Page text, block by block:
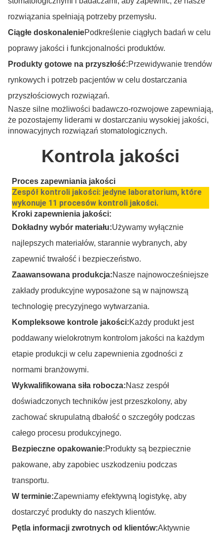
rozwiązania spełniają potrzeby przemysłu.
Ciągłe doskonaleniePodkreślenie ciągłych badań w celu
poprawy jakości i funkcjonalności produktów.
Produkty gotowe na przyszłość:Przewidywanie trendów
rynkowych i potrzeb pacjentów w celu dostarczania
przyszłościowych rozwiązań.
Nasze silne możliwości badawczo-rozwojowe zapewniają,
że pozostajemy liderami w dostarczaniu wysokiej jakości,
innowacyjnych rozwiązań stomatologicznych.
Kontrola jakości
Proces zapewniania jakości
Zespół kontroli jakości: jedyne laboratorium, które
wykonuje 11 procesów kontroli jakości.
Kroki zapewnienia jakości:
Dokładny wybór materiału:Używamy wyłącznie
najlepszych materiałów, starannie wybranych, aby
zapewnić trwałość i bezpieczeństwo.
Zaawansowana produkcja:Nasze najnowocześniejsze
zakłady produkcyjne wyposażone są w najnowszą
technologię precyzyjnego wytwarzania.
Kompleksowe kontrole jakości:Każdy produkt jest
poddawany wielokrotnym kontrolom jakości na każdym
etapie produkcji w celu zapewnienia zgodności z
normami branżowymi.
Wykwalifikowana siła robocza:Nasz zespół
doświadczonych techników jest przeszkolony, aby
zachować skrupulatną dbałość o szczegóły podczas
całego procesu produkcyjnego.
Bezpieczne opakowanie:Produkty są bezpiecznie
pakowane, aby zapobiec uszkodzeniu podczas
transportu.
W terminie:Zapewniamy efektywną logistykę, aby
dostarczyć produkty do naszych klientów.
Pętla informacji zwrotnych od klientów:Aktywnie